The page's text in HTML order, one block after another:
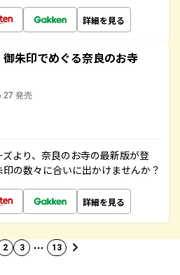
詳細を見る
朱印でめぐる奈良のお寺
発売
より、奈良のお寺の最新版が登
の数々に合いに出かけませんか？
詳細を見る
2 3 … 13